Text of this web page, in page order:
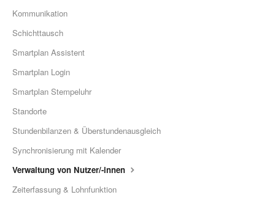
Kommunikation
Schichttausch
Smartplan Assistent
Smartplan Login
Smartplan Stempeluhr
Standorte
Stundenbilanzen & Überstundenausgleich
Synchronisierung mit Kalender
Verwaltung von Nutzer/-innen
Zeiterfassung & Lohnfunktion